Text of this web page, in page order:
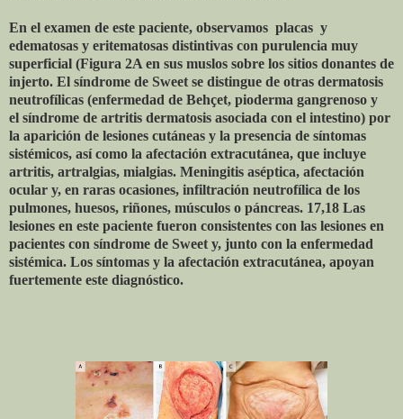
En el examen de este paciente, observamos placas y
edematosas y eritematosas distintivas con purulencia muy
superficial (Figura 2A en sus muslos sobre los sitios donantes de
injerto. El síndrome de Sweet se distingue de otras dermatosis
neutrofílicas (enfermedad de Behçet, pioderma gangrenoso y
el síndrome de artritis dermatosis asociada con el intestino) por
la aparición de lesiones cutáneas y la presencia de síntomas
sistémicos, así como la afectación extracutánea, que incluye
artritis, artralgias, mialgias. Meningitis aséptica, afectación
ocular y, en raras ocasiones, infiltración neutrofílica de los
pulmones, huesos, riñones, músculos o páncreas. 17,18 Las
lesiones en este paciente fueron consistentes con las lesiones en
pacientes con síndrome de Sweet y, junto con la enfermedad
sistémica. Los síntomas y la afectación extracutánea, apoyan
fuertemente este diagnóstico.